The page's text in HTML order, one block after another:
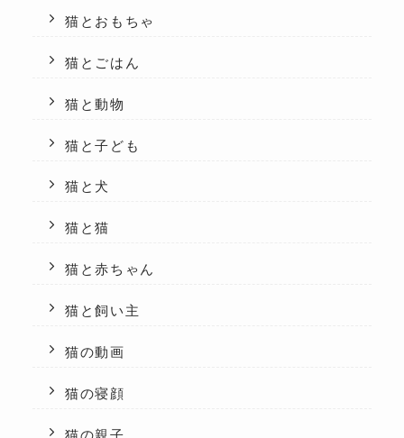
猫とおもちゃ
猫とごはん
猫と動物
猫と子ども
猫と犬
猫と猫
猫と赤ちゃん
猫と飼い主
猫の動画
猫の寝顔
猫の親子